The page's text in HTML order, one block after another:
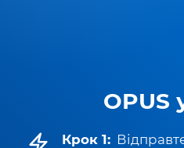
OPUS
Крок 1: